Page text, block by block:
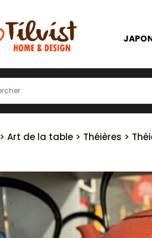
>Art de la table > Théières >